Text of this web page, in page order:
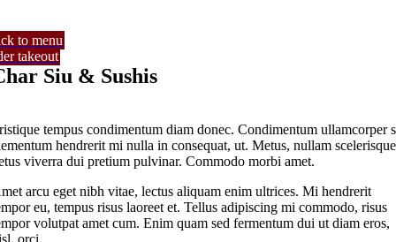
to menu
takeout
Siu & Sushis
tempus condimentum diam donec. Condimentum ullamcorper
hendrerit mi nulla in consequat, ut. Metus, nullam scelerisque
viverra dui pretium pulvinar. Commodo morbi amet.
arcu eget nibh vitae, lectus aliquam enim ultrices. Mi hendrerit
eu, tempus risus laoreet et. Tellus adipiscing mi commodo, risus
volutpat amet cum. Enim quam sed fermentum dui ut diam eros,
orci.